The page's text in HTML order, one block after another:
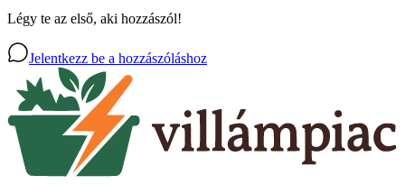
Légy te az első, aki hozzászól!
Jelentkezz be a hozzászóláshoz